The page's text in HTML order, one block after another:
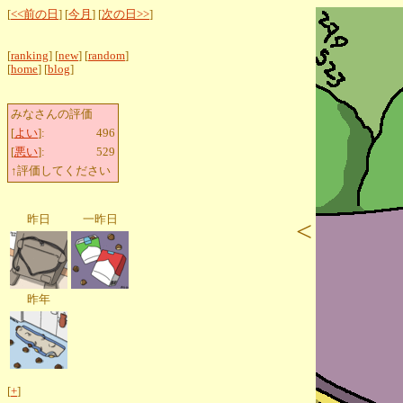
[<<前の日 ] [今月 ] [次の日>>]
[ranking] [new] [random]
[home] [blog]
みなさんの評価
[よい]:
496
[悪い]:
529
↑評価してください
昨日 一昨日
昨年
[+]
<